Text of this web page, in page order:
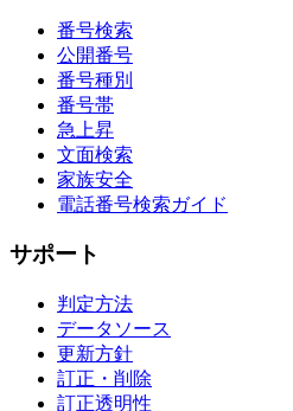
番号検索
公開番号
番号種別
番号帯
急上昇
文面検索
家族安全
電話番号検索ガイド
サポート
判定方法
データソース
更新方針
訂正・削除
訂正透明性